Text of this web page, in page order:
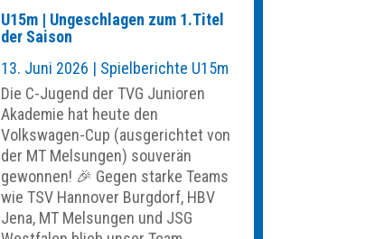
U15m | Ungeschlagen zum 1.Titel
der Saison
13. Juni 2026 | Spielberichte U15m
Die C-Jugend der TVG Junioren
Akademie hat heute den
Volkswagen-Cup (ausgerichtet von
der MT Melsungen) souverän
gewonnen! 🎉 Gegen starke Teams
wie TSV Hannover Burgdorf, HBV
Jena, MT Melsungen und JSG